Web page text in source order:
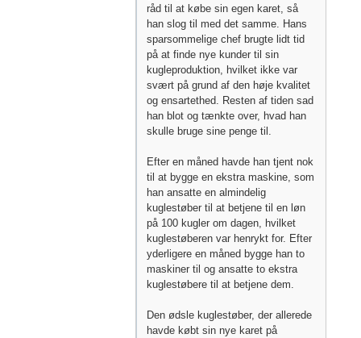
råd til at købe sin egen karet, så
han slog til med det samme. Hans
sparsommelige chef brugte lidt tid
på at finde nye kunder til sin
kugleproduktion, hvilket ikke var
svært på grund af den høje kvalitet
og ensartethed. Resten af tiden sad
han blot og tænkte over, hvad han
skulle bruge sine penge til.
Efter en måned havde han tjent nok
til at bygge en ekstra maskine, som
han ansatte en almindelig
kuglestøber til at betjene til en løn
på 100 kugler om dagen, hvilket
kuglestøberen var henrykt for. Efter
yderligere en måned bygge han to
maskiner til og ansatte to ekstra
kuglestøbere til at betjene dem.
Den ødsle kuglestøber, der allerede
havde købt sin nye karet på